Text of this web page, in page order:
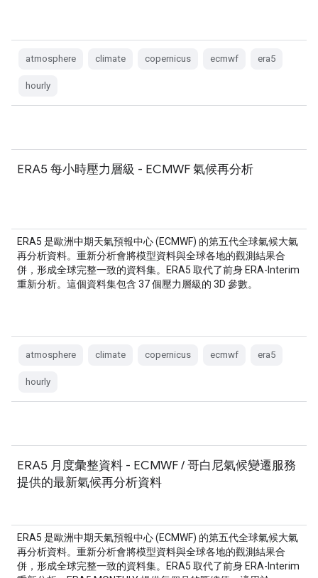
atmosphere climate copernicus ecmwf era5
hourly
ERA5 每小時壓力層級 - ECMWF 氣候再分析
ERA5 是歐洲中期天氣預報中心 (ECMWF) 的第五代全球氣候大氣
再分析資料。重新分析會將模型資料與全球各地的觀測結果合
併，形成全球完整一致的資料集。ERA5 取代了前身 ERA-Interim
重新分析。這個資料集包含 37 個壓力層級的 3D 參數。
atmosphere climate copernicus ecmwf era5
hourly
ERA5 月度彙整資料 - ECMWF / 哥白尼氣候變遷服務
提供的最新氣候再分析資料
ERA5 是歐洲中期天氣預報中心 (ECMWF) 的第五代全球氣候大氣
再分析資料。重新分析會將模型資料與全球各地的觀測結果合
併，形成全球完整一致的資料集。ERA5 取代了前身 ERA-Interim